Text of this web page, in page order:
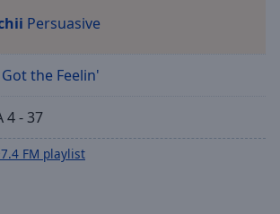
Persuasive
Got the Feelin'
4 - 37
FM playlist